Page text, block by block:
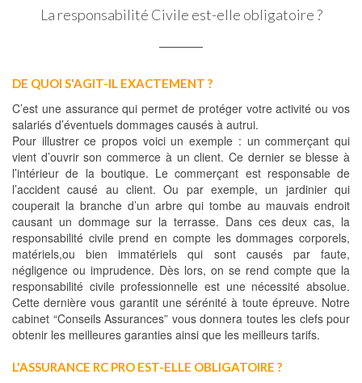
La responsabilité Civile est-elle obligatoire ?
DE QUOI S'AGIT-IL EXACTEMENT ?
C’est une assurance qui permet de protéger votre activité ou vos
salariés d’éventuels dommages causés à autrui.
Pour illustrer ce propos voici un exemple : un commerçant qui
vient d’ouvrir son commerce à un client. Ce dernier se blesse à
l’intérieur de la boutique. Le commerçant est responsable de
l’accident causé au client. Ou par exemple, un jardinier qui
couperait la branche d’un arbre qui tombe au mauvais endroit
causant un dommage sur la terrasse. Dans ces deux cas, la
responsabilité civile prend en compte les dommages corporels,
matériels,ou bien immatériels qui sont causés par faute,
négligence ou imprudence. Dès lors, on se rend compte que la
responsabilité civile professionnelle est une nécessité absolue.
Cette dernière vous garantit une sérénité à toute épreuve. Notre
cabinet “Conseils Assurances” vous donnera toutes les clefs pour
obtenir les meilleures garanties ainsi que les meilleurs tarifs.
L'ASSURANCE RC PRO EST-ELLE OBLIGATOIRE ?